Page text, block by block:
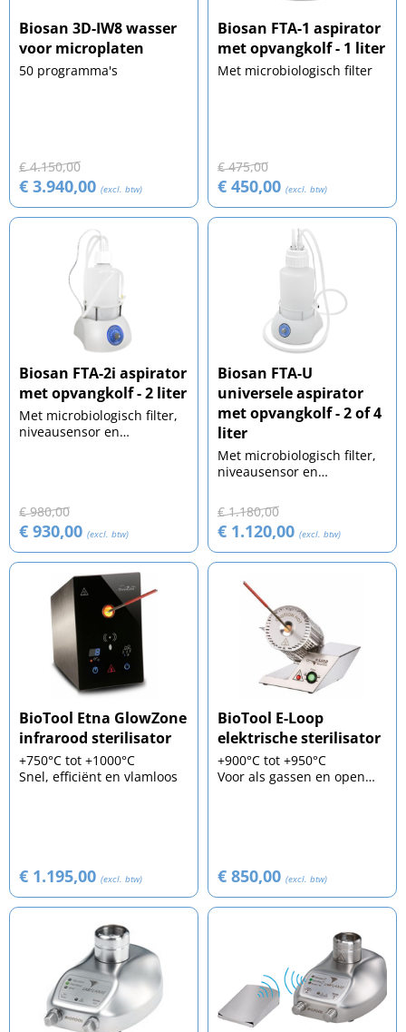
Biosan 3D-IW8 wasser
voor microplaten
50 programma's
€ 4.150,00
€ 3.940,00 (excl. btw)
Biosan FTA-1 aspirator
met opvangkolf - 1 liter
Met microbiologisch filter
€ 475,00
€ 450,00 (excl. btw)
Biosan FTA-2i aspirator
met opvangkolf - 2 liter
Met microbiologisch filter,
niveausensor en
€ 980,00
€ 930,00 (excl. btw)
Biosan FTA-U
universele aspirator
met opvangkolf - 2 of 4
liter
Met microbiologisch filter,
niveausensor en
€ 1.180,00
€ 1.120,00 (excl. btw)
BioTool Etna GlowZone
infrarood sterilisator
+750°C tot +1000°C
Snel, efficiënt en vlamloos
€ 1.195,00 (excl. btw)
BioTool E-Loop
elektrische sterilisator
+900°C tot +950°C
Voor als gassen en open
€ 850,00 (excl. btw)